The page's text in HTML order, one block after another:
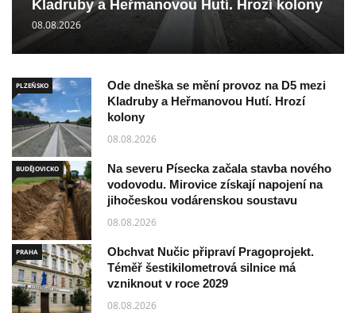
Kladruby a Heřmanovou Hutí. Hrozí kolony
08.08.2026
PLZEŇSKO
Ode dneška se mění provoz na D5 mezi
Kladruby a Heřmanovou Hutí. Hrozí
kolony
08.08.2026
BUDĚJOVICKO
Na severu Písecka začala stavba nového
vodovodu. Mirovice získají napojení na
jihočeskou vodárenskou soustavu
08.08.2026
PRAHA
Obchvat Nučic připraví Pragoprojekt.
Téměř šestikilometrová silnice má
vzniknout v roce 2029
08.08.2026